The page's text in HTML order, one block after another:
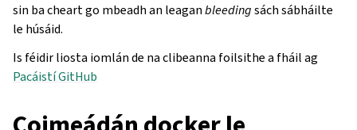
sin ba cheart go mbeadh an leaganbleedingsách sábháilte
le húsáid.
Is féidir liosta iomlán de na clibeanna foilsithe a fháil ag
Pacáistí GitHub